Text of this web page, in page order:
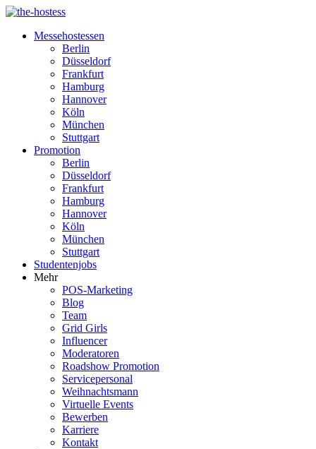
Messehostessen
Berlin
Düsseldorf
Frankfurt
Hamburg
Hannover
Köln
München
Stuttgart
Promotion
Berlin
Düsseldorf
Frankfurt
Hamburg
Hannover
Köln
München
Stuttgart
Studentenjobs
Mehr
POS-Marketing
Blog
Team
Grid Girls
Influencer
Moderatoren
Roadshow Promotion
Servicepersonal
Weihnachtsmann
Virtuelle Events
Bewerben
Karriere
Kontakt